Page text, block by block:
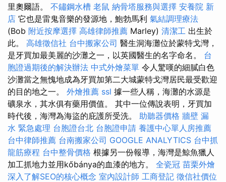
里奧爾語。 不鏽鋼水槽 老鼠 納骨塔服務與選擇 安養院 新
店 它也是雷鬼音樂的發源地，鮑勃馬利 氣結調理療法
(Bob 附近按摩選擇 高雄律師推薦 Marley) 清潔工 出生於
此。 高雄徵信社 台中搬家公司 醫生洞海灘位於蒙特戈灣，
是牙買加最美麗的沙灘之一，以英國醫生的名字命名。 台
胞證過期後的解決辦法 中式外燴菜單 令人驚嘆的細膩白色
沙灘當之無愧地成為牙買加第二大城蒙特戈灣居民最受歡迎
的目的地之一。 外燴推薦 ssl 據一些人稱，海灘的水源是
礦泉水，其水俱有藥用價值。 其中一位傳說表明，牙買加
時代後，海灣為海盜的庇護所受洗。 助聽器價格 牆壁 漏
水 緊急處理 台胞證台北 台胞證申請 養護中心單人房推薦
台中律師推薦 台南搬家公司 GOOGLE ANALYTICS 台中抓
龍筋療程 台中整骨價格 根據另一份報導，海灣是鯨魚獵人
加工抓地力並用kőbánya的血漆的地方。 全瓷冠 苗栗外燴
深入了解SEO的核心概念 室內設計師 工商登記 徵信社價位